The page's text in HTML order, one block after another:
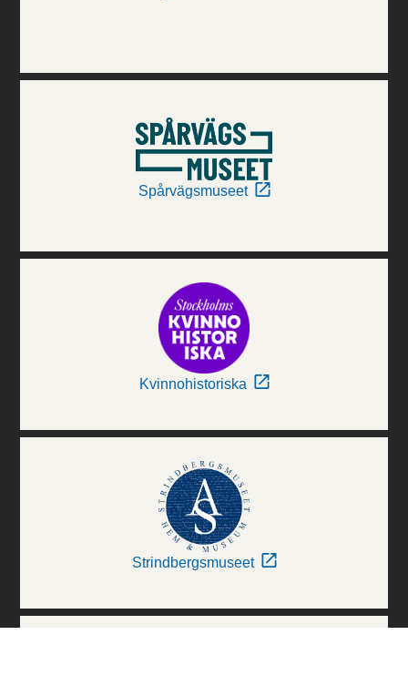
Spårvägsmuseet
Kvinnohistoriska
Strindbergsmuseet